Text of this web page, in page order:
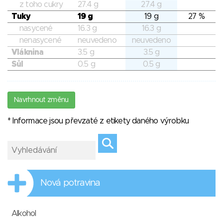
z toho cukry
27.4 g
27.4 g
Tuky
19 g 19 g
27 %
nasycené
16.3 g
16.3 g
nenasycené
neuvedeno
neuvedeno
Vláknina
3.5 g
3.5 g
Sůl
0.5 g 0.5 g
Navrhnout změnu
* Informace jsou převzaté z etikety daného výrobku
Nová potravina
Alkohol